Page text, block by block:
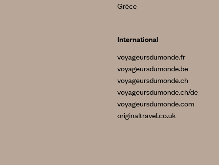
Grèce
International
voyageursdumonde.fr
voyageursdumonde.be
voyageursdumonde.ch
voyageursdumonde.ch/de
voyageursdumonde.com
originaltravel.co.uk